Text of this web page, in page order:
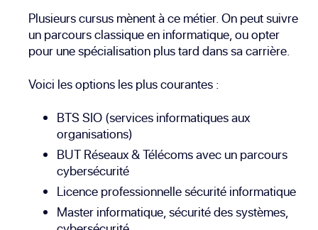
Plusieurs cursus mènent à ce métier. On peut suivre
un parcours classique en informatique, ou opter
pour une spécialisation plus tard dans sa carrière.
Voici les options les plus courantes :
BTS SIO (services informatiques aux
organisations)
BUT Réseaux & Télécoms avec un parcours
cybersécurité
Licence professionnelle sécurité informatique
Master informatique, sécurité des systèmes,